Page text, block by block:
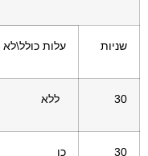
שניות עלות כולל\לא
30 ללא
30 כן